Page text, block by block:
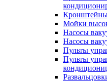
Кронштейны
Мойки
Насосы
Насосы
Пульты
Пульты